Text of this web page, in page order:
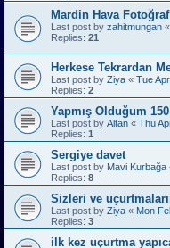
Mardin Hava
Last post by zahitmungan «
Replies: 21
Herkese Tekrardan
Last post by Ziya « Tue
Replies: 2
Yapmış Olduğum
Last post by Altan « Thu
Replies: 1
Sergiye davet
Last post by Mavi Kurbağa
Replies: 8
Sizleri ve
Last post by Ziya « Mon
Replies: 3
ilk kez uçurtma